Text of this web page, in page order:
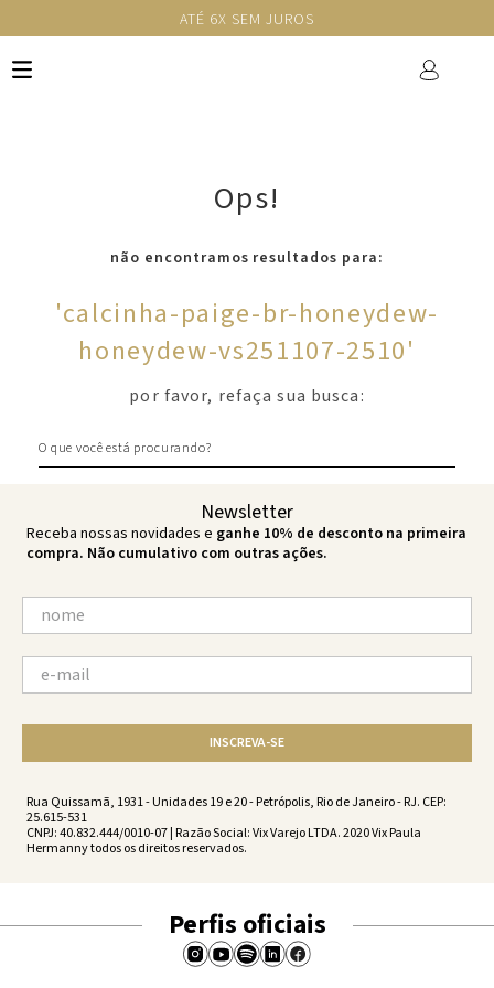
ATÉ 6X SEM JUROS
Ops!
não encontramos resultados para:
'calcinha-paige-br-honeydew-
honeydew-vs251107-2510'
por favor, refaça sua busca:
Newsletter
Receba nossas novidades e ganhe 10% de desconto na primeira
compra. Não cumulativo com outras ações.
INSCREVA-SE
Rua Quissamã, 1931 - Unidades 19 e 20 - Petrópolis, Rio de Janeiro - RJ. CEP:
25.615-531
CNPJ: 40.832.444/0010-07 | Razão Social: Vix Varejo LTDA. 2020 Vix Paula
Hermanny todos os direitos reservados.
Perfis oficiais